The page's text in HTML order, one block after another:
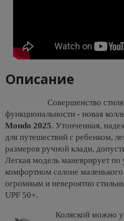
Описание
Совершенство
функциональности - новая
Mondo 2025. Утонченная,
для путешествий с ребенком,
размеров ручной клади,
Легкая модель маневрирует по
комфортном салоне
огромным и невероятно
UPF 50+.
Коляской можно